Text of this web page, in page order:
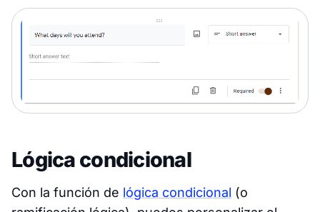
Lógica condicional
Con la función de lógica condicional (o